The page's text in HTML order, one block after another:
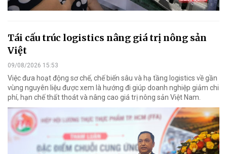
Tái cấu trúc logistics nâng giá trị nông sản
Việt
09/08/2026 15:53
Việc đưa hoạt động sơ chế, chế biến sâu và hạ tầng logistics về gần
vùng nguyên liệu được xem là hướng đi giúp doanh nghiệp giảm chi
phí, hạn chế thất thoát và nâng cao giá trị nông sản Việt Nam.